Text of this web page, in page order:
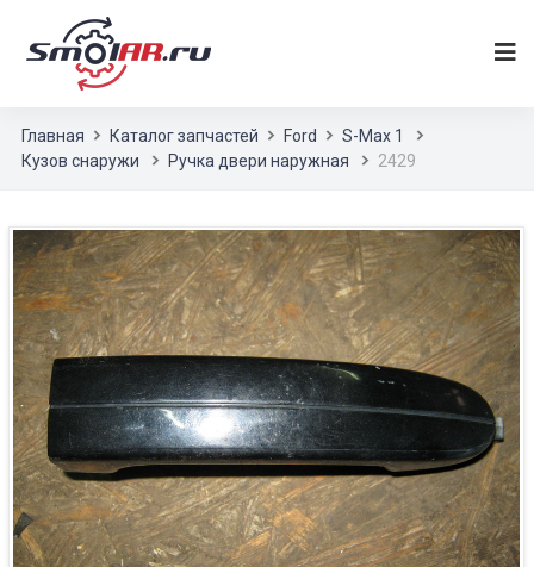
Главная Каталог запчастей Ford
S-Max 1
Кузов снаружи
Ручка двери наружная 2429